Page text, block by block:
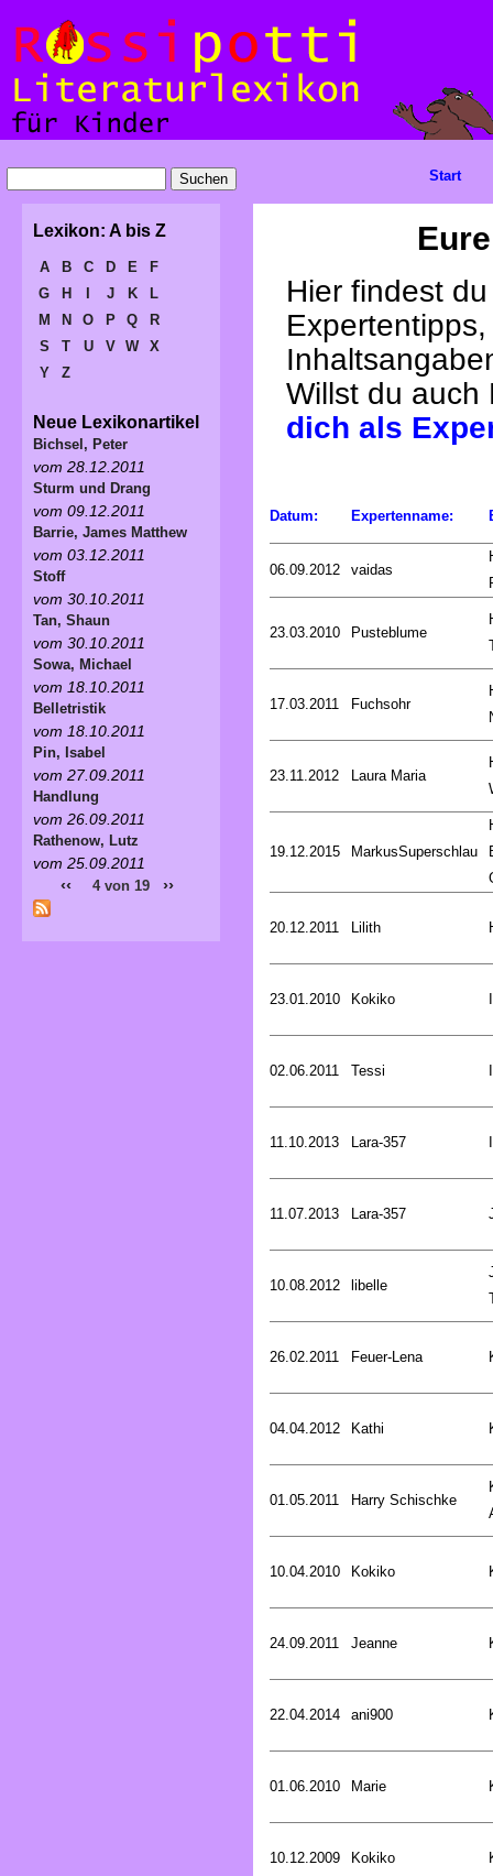
Hier findest
Willst du
dich als
Datum: Expertenname:
06.09.2012 vaidas
23.03.2010 Pusteblume
17.03.2011 Fuchsohr
23.11.2012 Laura Maria
19.12.2015 MarkusSuperschlau
20.12.2011 Lilith
23.01.2010 Kokiko
02.06.2011 Tessi
11.10.2013 Lara-357
11.07.2013 Lara-357
10.08.2012 libelle
26.02.2011 Feuer-Lena
04.04.2012 Kathi
01.05.2011 Harry Schischke
10.04.2010 Kokiko
24.09.2011 Jeanne
22.04.2014 ani900
01.06.2010 Marie
10.12.2009 Kokiko
Start
Lexikon: A bis Z
A B C D E
F
G
H J K
L
M
N O P Q
R
S
T U V W
X
Y
Z
Neue Lexikonartikel
Bichsel, Peter
vom 28.12.2011
Sturm und Drang
vom 09.12.2011
Barrie, James Matthew
vom 03.12.2011
Stoff
vom 30.10.2011
Tan, Shaun
vom 30.10.2011
Sowa, Michael
vom 18.10.2011
Belletristik
vom 18.10.2011
Pin, Isabel
vom 27.09.2011
Handlung
vom 26.09.2011
Rathenow, Lutz
vom 25.09.2011
‹‹ 4 von 19 ››